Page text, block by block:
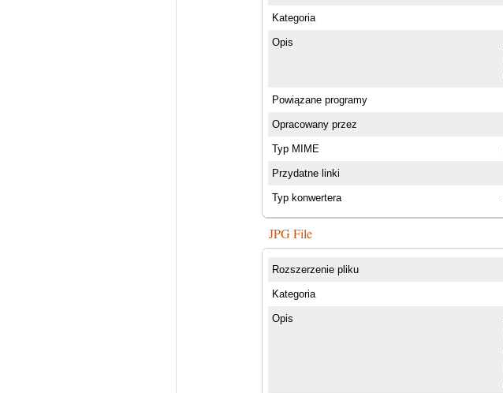
Kategoria
Opis
Powiązane programy
Opracowany przez
Typ MIME
Przydatne linki
Typ konwertera
JPG File
Rozszerzenie pliku
Kategoria
Opis